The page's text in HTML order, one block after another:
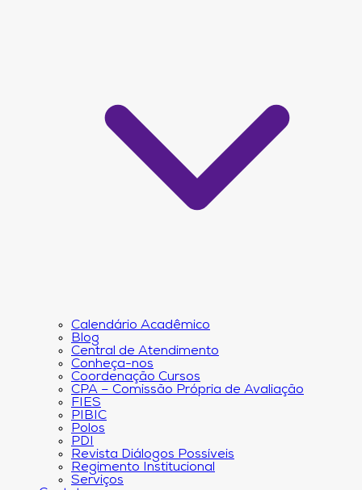
Calendário Acadêmico
Blog
Central de Atendimento
Conheça-nos
Coordenação Cursos
CPA – Comissão Própria de Avaliação
FIES
PIBIC
Polos
PDI
Revista Diálogos Possíveis
Regimento Institucional
Serviços